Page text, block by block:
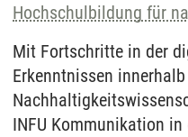
Hochschulbildung für
Mit Fortschritte in der
Erkenntnissen
INFU Kommunikation